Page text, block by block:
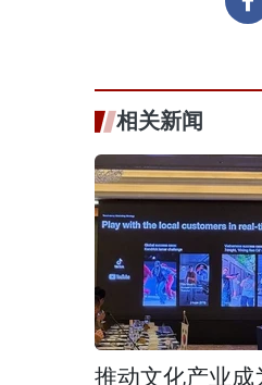
相关新闻
推动文化产业成